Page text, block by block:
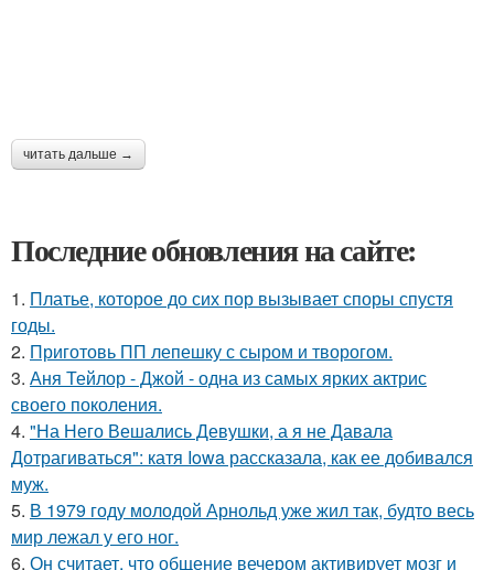
читать дальше →
Последние обновления на сайте:
1. Платье, которое до сих пор вызывает споры спустя
годы.
2. Приготовь ПП лепешку с сыром и творогом.
3. Аня Тейлор - Джой - одна из самых ярких актрис
своего поколения.
4. "На Него Вешались Девушки, а я не Давала
Дотрагиваться": катя Iowa рассказала, как ее добивался
муж.
5. В 1979 году молодой Арнольд уже жил так, будто весь
мир лежал у его ног.
6. Он считает, что общение вечером активирует мозг и